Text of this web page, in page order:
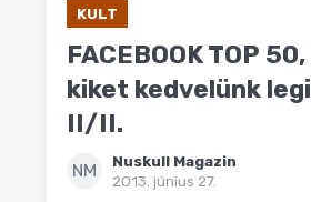
KULT
FACEBOOK TOP
kiket kedvelünk
II/II.
NM
Nuskull Magazin
2013. június 27.